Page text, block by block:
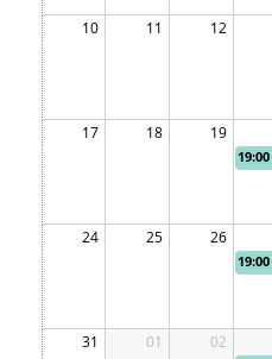
10 11 12
17 18 19
24 25 26
31 01 02
19:00
19:00